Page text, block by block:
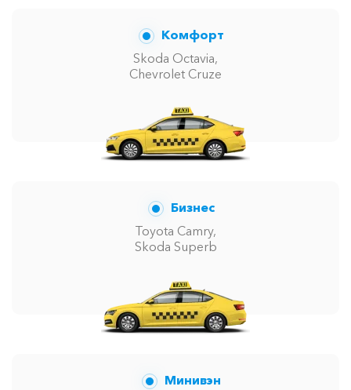
Комфорт
Skoda Octavia,
Chevrolet Cruze
Бизнес
Toyota Camry,
Skoda Superb
Минивэн